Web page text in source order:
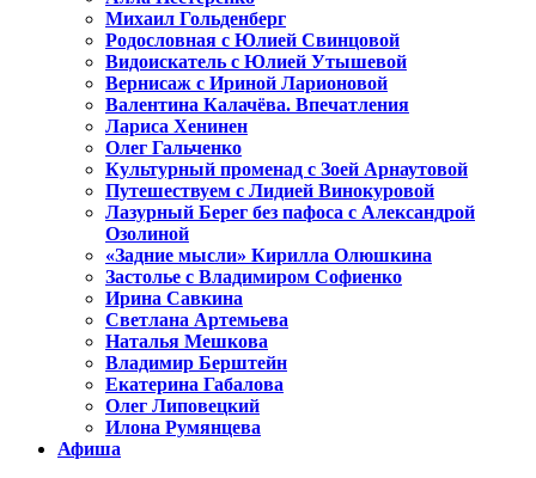
Михаил Гольденберг
Родословная с Юлией Свинцовой
Видоискатель с Юлией Утышевой
Вернисаж с Ириной Ларионовой
Валентина Калачёва. Впечатления
Лариса Хенинен
Олег Гальченко
Культурный променад с Зоей Арнаутовой
Путешествуем с Лидией Винокуровой
Лазурный Берег без пафоса с Александрой
Озолиной
«Задние мысли» Кирилла Олюшкина
Застолье с Владимиром Софиенко
Ирина Савкина
Светлана Артемьева
Наталья Мешкова
Владимир Берштейн
Екатерина Габалова
Олег Липовецкий
Илона Румянцева
Афиша